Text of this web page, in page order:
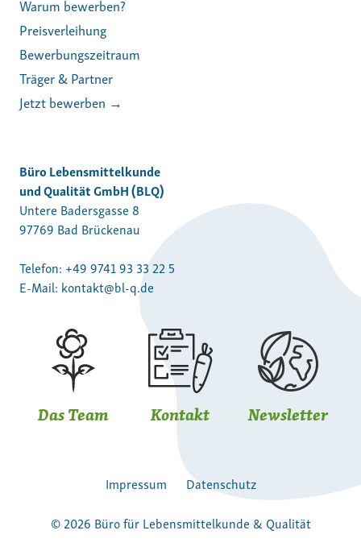
Warum bewerben?
Preisverleihung
Bewerbungszeitraum
Träger & Partner
Jetzt bewerben →
Büro Lebensmittelkunde
und Qualität GmbH (BLQ)
Untere Badersgasse 8
97769 Bad Brückenau
Telefon: +49 9741 93 33 22 5
E-Mail: kontakt@bl-q.de
Das Team Kontakt Newsletter
Impressum
Datenschutz
© 2026 Büro für Lebensmittelkunde & Qualität